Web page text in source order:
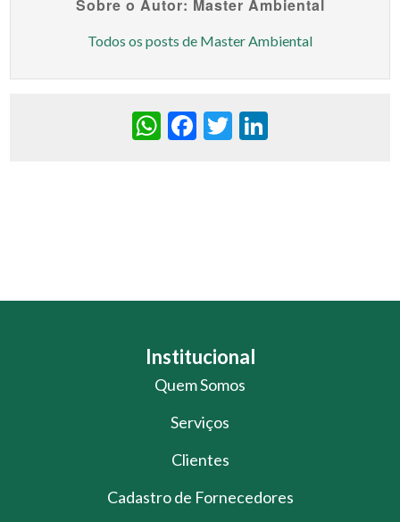
Sobre o Autor: Master Ambiental
Todos os posts de Master Ambiental
WhatsApp
Facebook
Twitter
Institucional
Quem Somos
Serviços
Clientes
Cadastro de Fornecedores